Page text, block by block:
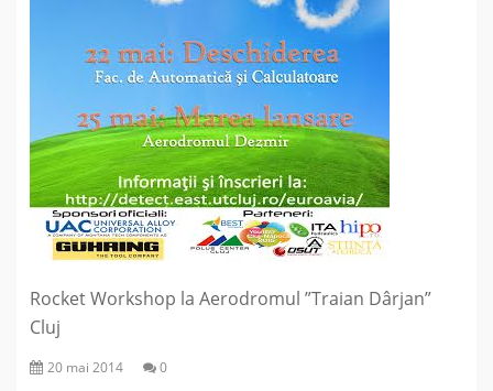
Rocket Workshop la Aerodromul ”Traian Dârjan”
Cluj
20 mai 2014 0